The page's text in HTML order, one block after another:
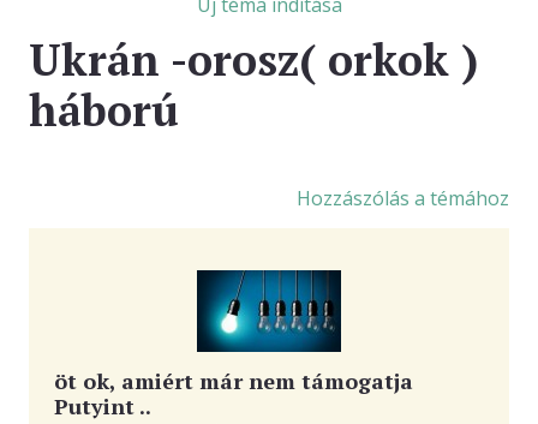
RSS OLVASÓ
BLOGOK
Ukrán -orosz( orkok )
háború
Hozzászólás a témához
öt ok, amiért már nem támogatja
Putyint ..